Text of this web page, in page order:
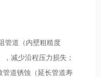
管道（内壁粗糙度
，减少沿程压力损失；
管道锈蚀（延长管道寿